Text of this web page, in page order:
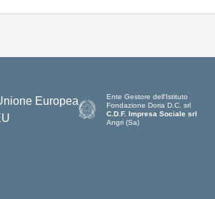
Ente Gestore dell'Istituto
Fondazione Doria D.C. srl
C.D.F. Impresa Sociale srl
Angri (Sa)